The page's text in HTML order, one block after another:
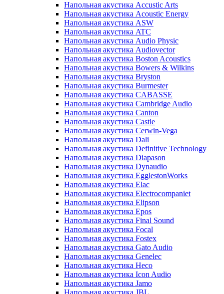
Напольная акустика Accustic Arts
Напольная акустика Acoustic Energy
Напольная акустика ASW
Напольная акустика ATC
Напольная акустика Audio Physic
Напольная акустика Audiovector
Напольная акустика Boston Acoustics
Напольная акустика Bowers & Wilkins
Напольная акустика Bryston
Напольная акустика Burmester
Напольная акустика CABASSE
Напольная акустика Cambridge Audio
Напольная акустика Canton
Напольная акустика Castle
Напольная акустика Cerwin-Vega
Напольная акустика Dali
Напольная акустика Definitive Technology
Напольная акустика Diapason
Напольная акустика Dynaudio
Напольная акустика EgglestonWorks
Напольная акустика Elac
Напольная акустика Electrocompaniet
Напольная акустика Elipson
Напольная акустика Epos
Напольная акустика Final Sound
Напольная акустика Focal
Напольная акустика Fostex
Напольная акустика Gato Audio
Напольная акустика Genelec
Напольная акустика Heco
Напольная акустика Icon Audio
Напольная акустика Jamo